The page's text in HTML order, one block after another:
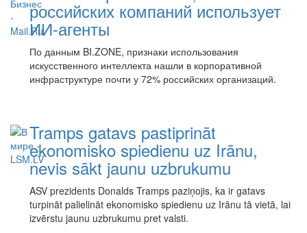
российских компаний использует
ИИ-агенты
По данным BI.ZONE, признаки использования
искусственного интеллекта нашли в корпоративной
инфраструктуре почти у 72% российских организаций.
Tramps gatavs pastiprināt
ekonomisko spiedienu uz Irānu,
nevis sākt jaunu uzbrukumu
ASV prezidents Donalds Tramps paziņojis, ka ir gatavs
turpināt palielināt ekonomisko spiedienu uz Irānu tā vietā, lai
izvērstu jaunu uzbrukumu pret valsti.